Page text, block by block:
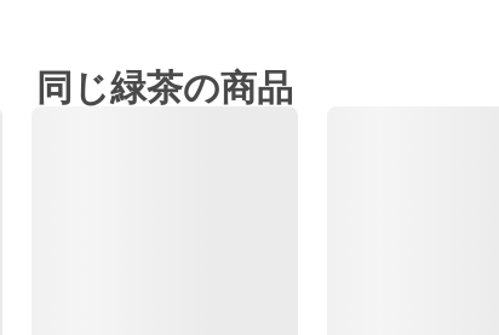
同じ緑茶の商品